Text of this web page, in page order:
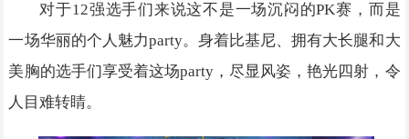
对于12强选手们来说这不是一场沉闷的PK赛，而是
一场华丽的个人魅力party。身着比基尼、拥有大长腿和大
美胸的选手们享受着这场party，尽显风姿，艳光四射，令
人目难转睛。